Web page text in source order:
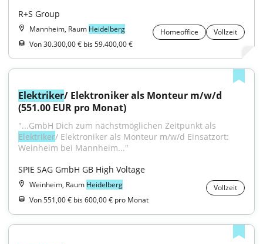
R+S Group
Mannheim, Raum Heidelberg Homeoffice
Vollzeit
Von 30.300,00 € bis 59.400,00 €
Elektriker/ Elektroniker als Monteur m/w/d
(551.00 EUR pro Monat)
Elektriker/ Elektroniker als Monteur m/w/d Einsatzort:
Weinheim bei Mannheim..."
SPIE SAG GmbH GB High Voltage
Weinheim, Raum Heidelberg
Vollzeit
Von 551,00 € bis 600,00 € pro Monat